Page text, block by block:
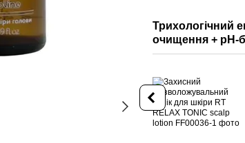
Трихологічний
очищення + pH-